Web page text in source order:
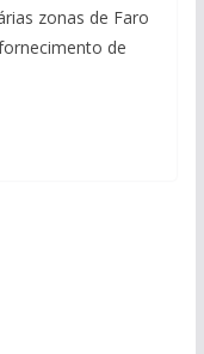
zonas de Faro
de